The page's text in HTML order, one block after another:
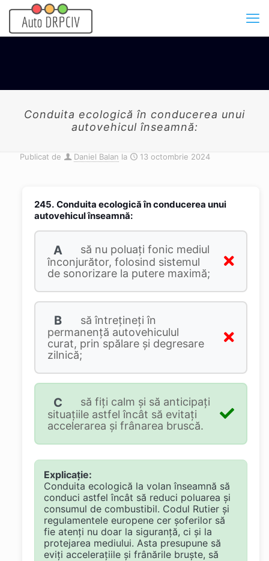
Conduita ecologică în conducerea unui
autovehicul înseamnă:
Publicat de Daniel Balan la 13 octombrie 2024
245. Conduita ecologică în conducerea unui
autovehicul înseamnă:
A
să nu poluaţi fonic mediul
înconjurător, folosind sistemul
de sonorizare la putere maximă;
B
să întreţineţi în
permanenţă autovehiculul
curat, prin spălare şi degresare
zilnică;
C
să fiţi calm şi să anticipaţi
situaţiile astfel încât să evitaţi
accelerarea şi frânarea bruscă.
Explicație:
Conduita ecologică la volan înseamnă să
conduci astfel încât să reduci poluarea și
consumul de combustibil. Codul Rutier și
regulamentele europene cer șoferilor să
fie atenți nu doar la siguranță, ci și la
protejarea mediului. Asta presupune să
eviți accelerațiile și frânările bruște, să